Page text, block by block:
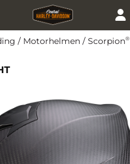
zijn momenteel gesloten.
/ Motorhelmen / Scorpion®